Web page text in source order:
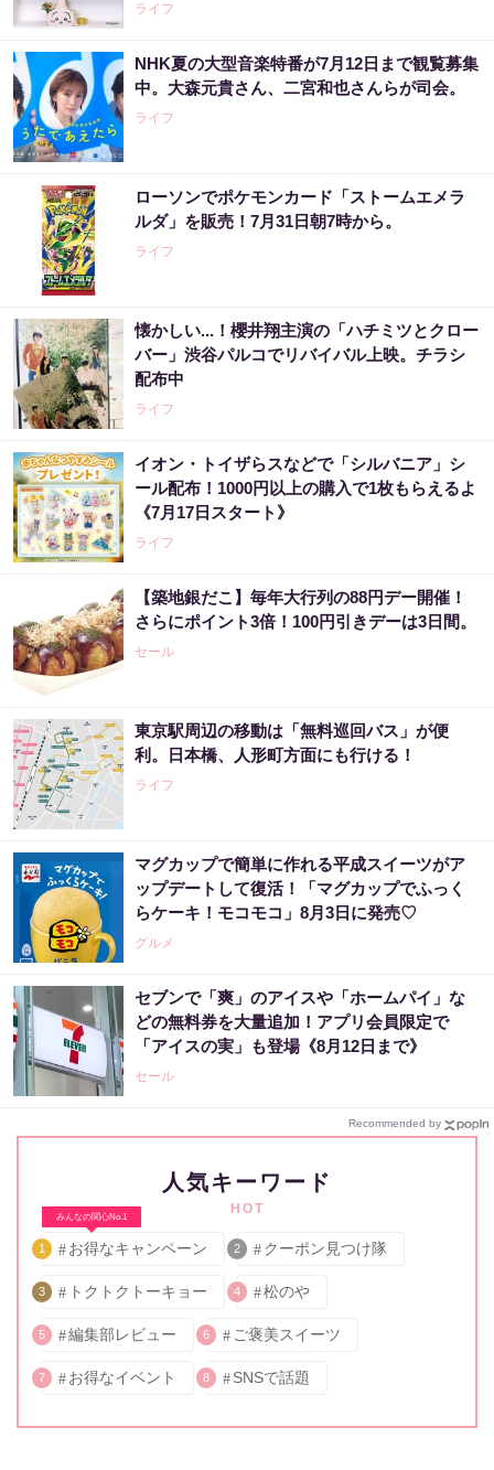
ライフ
NHK夏の大型音楽特番が7月12日まで観覧募集
中。大森元貴さん、二宮和也さんらが司会。
ライフ
ローソンでポケモンカード「ストームエメラ
ルダ」を販売！7月31日朝7時から。
ライフ
懐かしい...！櫻井翔主演の「ハチミツとクロー
バー」渋谷パルコでリバイバル上映。チラシ
配布中
ライフ
イオン・トイザらスなどで「シルバニア」シ
ール配布！1000円以上の購入で1枚もらえるよ
《7月17日スタート》
ライフ
【築地銀だこ】毎年大行列の88円デー開催！
さらにポイント3倍！100円引きデーは3日間。
セール
東京駅周辺の移動は「無料巡回バス」が便
利。日本橋、人形町方面にも行ける！
ライフ
マグカップで簡単に作れる平成スイーツがア
ップデートして復活！「マグカップでふっく
らケーキ！モコモコ」8月3日に発売♡
グルメ
セブンで「爽」のアイスや「ホームパイ」な
どの無料券を大量追加！アプリ会員限定で
「アイスの実」も登場《8月12日まで》
セール
Recommended by
人気キーワード
HOT
みんなの関心No.1
1 お得なキャンペーン 2 クーポン見つけ隊
3 トクトクトーキョー 4 松のや
5 編集部レビュー 6 ご褒美スイーツ
7 お得なイベント 8 SNSで話題